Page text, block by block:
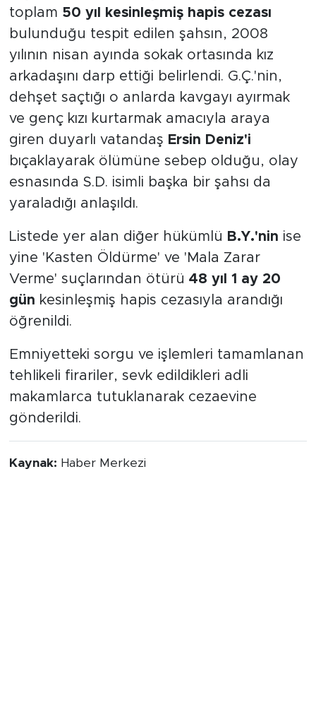
toplam 50 yıl kesinleşmiş hapis cezası
bulunduğu tespit edilen şahsın, 2008
yılının nisan ayında sokak ortasında kız
arkadaşını darp ettiği belirlendi. G.Ç.'nin,
dehşet saçtığı o anlarda kavgayı ayırmak
ve genç kızı kurtarmak amacıyla araya
giren duyarlı vatandaş Ersin Deniz'i
bıçaklayarak ölümüne sebep olduğu, olay
esnasında S.D. isimli başka bir şahsı da
yaraladığı anlaşıldı.
Listede yer alan diğer hükümlü B.Y.'nin ise
yine 'Kasten Öldürme' ve 'Mala Zarar
Verme' suçlarından ötürü 48 yıl 1 ay 20
gün kesinleşmiş hapis cezasıyla arandığı
öğrenildi.
Emniyetteki sorgu ve işlemleri tamamlanan
tehlikeli firariler, sevk edildikleri adli
makamlarca tutuklanarak cezaevine
gönderildi.
Kaynak: Haber Merkezi